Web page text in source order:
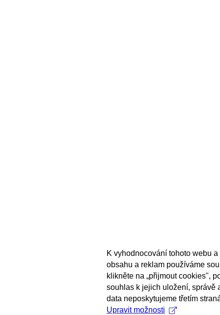
K vyhodnocování tohoto webu
obsahu a reklam používáme
klikněte na „přijmout cookies",
souhlas k jejich uložení, správě
data neposkytujeme třetím
Upravit možnosti